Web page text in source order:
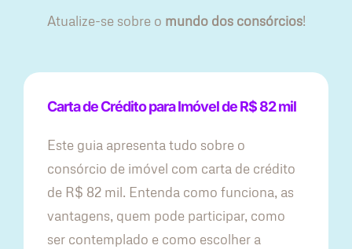
Atualize-se sobre o mundo dos consórcios!
Carta de Crédito para Imóvel de R$ 82 mil
Este guia apresenta tudo sobre o
consórcio de imóvel com carta de crédito
de R$ 82 mil. Entenda como funciona, as
vantagens, quem pode participar, como
ser contemplado e como escolher a